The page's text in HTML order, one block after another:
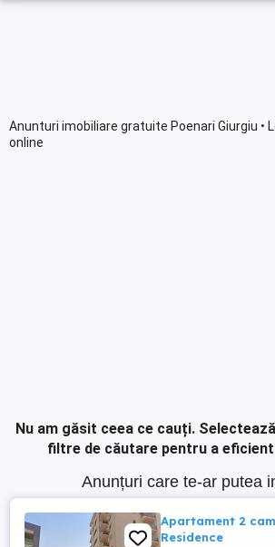
Anunturi imobiliare gratuite Poenari Giurgiu •
online
Nu am găsit ceea ce cauți.
filtre de căutare pentru a
Anunțuri care te-ar putea
Apartament 2
Residence